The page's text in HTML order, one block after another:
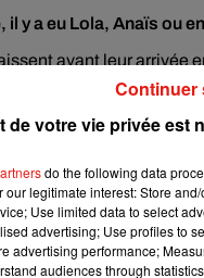
il y a eu Lola, Anaïs ou
avant leur arrivée
ça en Centre-Val de
à
En février 2015, dans le
plus tôt que prévue.
aire de l’autoroute A10
plus tôt à Orléans, la
vie sur le lit de sa fille,
de votre vie privée est
do the following data
our legitimate interest: Store
Use limited data to select
advertising; Use profiles to
advertising performance;
audiences through
Continuer